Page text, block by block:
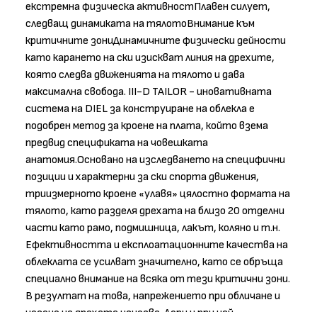
екстремна физическа активностПлавен силует,
следващ динамиката на тялотоВнимание към
критичните зониДинамичните физически дейности
като карането на ски изискват линия на дрехите,
която следва движенията на тялото и дава
максимална свобода. III-D TAILOR - иновативната
система на DIEL за конструиране на облекла е
подобрен метод за кроене на плата, който взема
предвид спецификата на човешката
анатомия.Основано на изследването на специфични
позиции и характерни за ски спорта движения,
триизмерното кроене «улавя» цялостно формата на
тялото, като разделя дрехата на близо 20 отделни
части като рамо, подмишница, лакът, коляно и т.н.
Ефективността и експлоатационните качества на
облеклата се усилват значително, като се обръща
специално внимание на всяка от тези критични зони.
В резултат на това, напрежението при обличане и